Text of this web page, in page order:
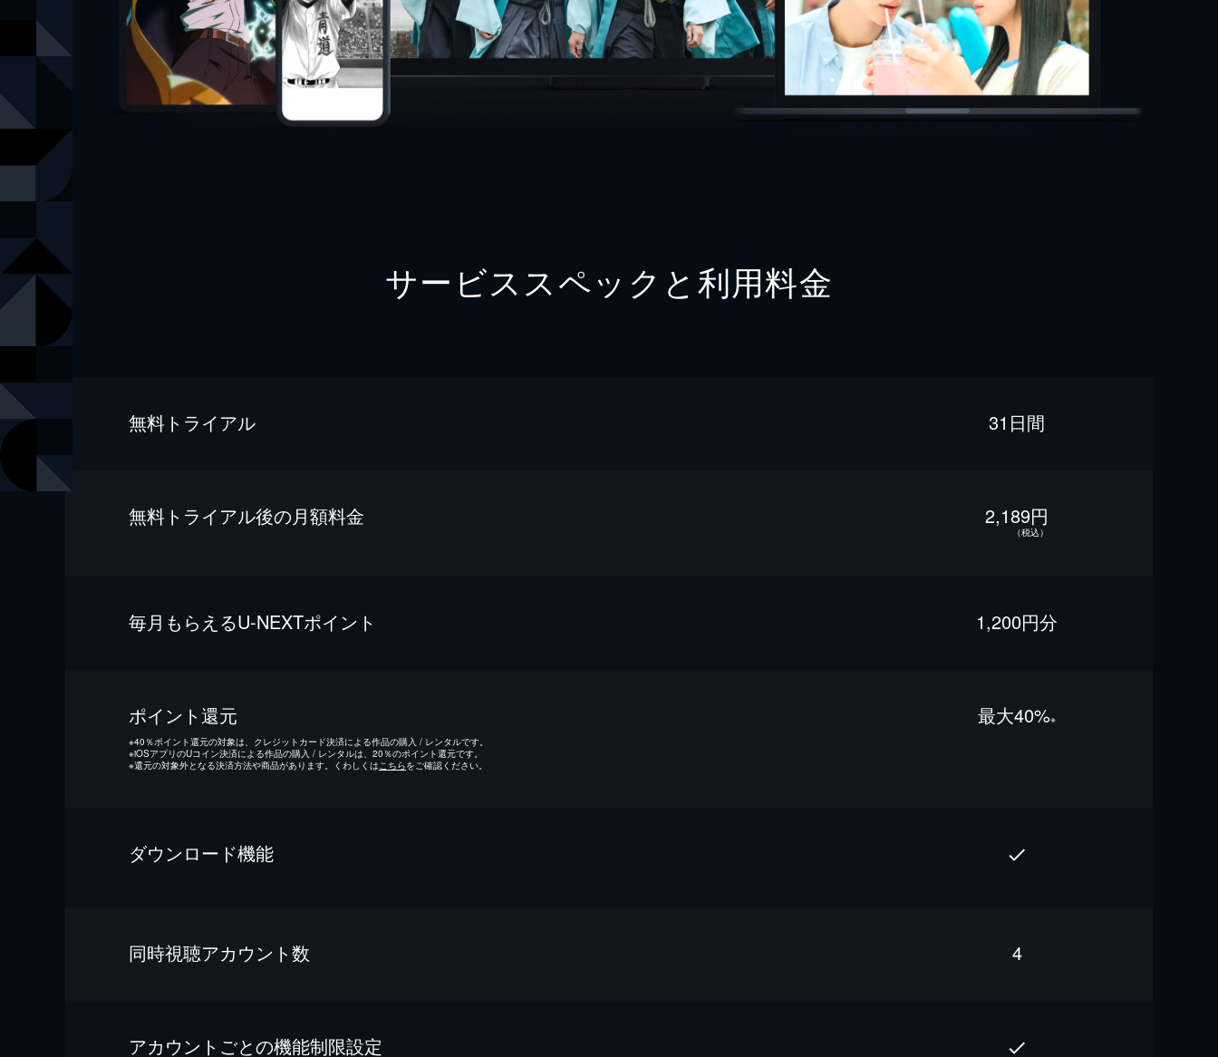
サービススペックと利用料金
無料トライアル 31日間
無料トライアル後の⽉額料金 2,189円
（税込）
毎⽉もらえるU-NEXTポイント 1,200円分
ポイント還元 最⼤40%※
※40％ポイント還元の対象は、クレジットカード決済による作品の購入 / レンタルです。
※iOSアプリのUコイン決済による作品の購入 / レンタルは、20％のポイント還元です。
※還元の対象外となる決済方法や商品があります。くわしくはこちらをご確認ください。
ダウンロード機能
同時視聴アカウント数 4
アカウントごとの機能制限設定